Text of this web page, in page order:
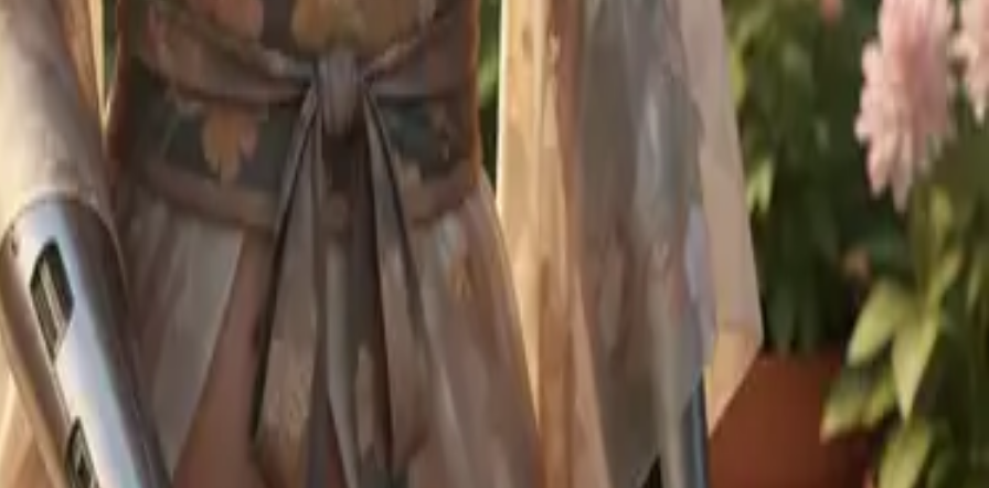
も合うキャラクター。
のキャラクターは独自の声、来歴、そして癖を持ち、物語があなたの選択で曲がっていく間も、自分らしさを貫きま